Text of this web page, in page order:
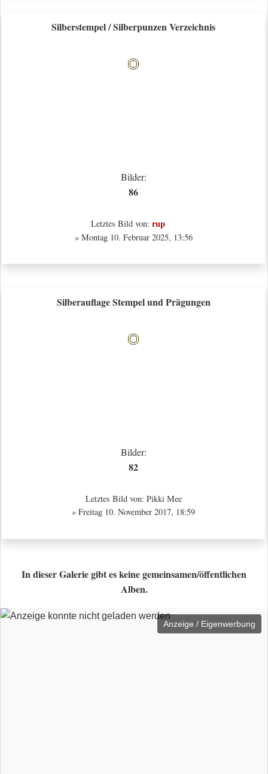
Silberstempel / Silberpunzen Verzeichnis
Bilder:
86
Letztes Bild von: rup
» Montag 10. Februar 2025, 13:56
Silberauflage Stempel und Prägungen
Bilder:
82
Letztes Bild von: Pikki Mee
» Freitag 10. November 2017, 18:59
In dieser Galerie gibt es keine gemeinsamen/öffentlichen
Alben.
Anzeige / Eigenwerbung